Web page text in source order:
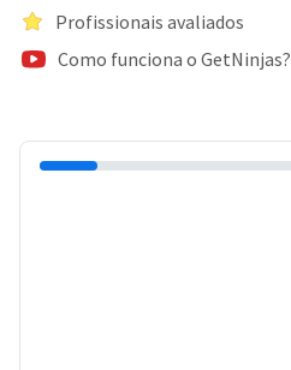
Profissionais avaliados
Como funciona o GetNinjas?